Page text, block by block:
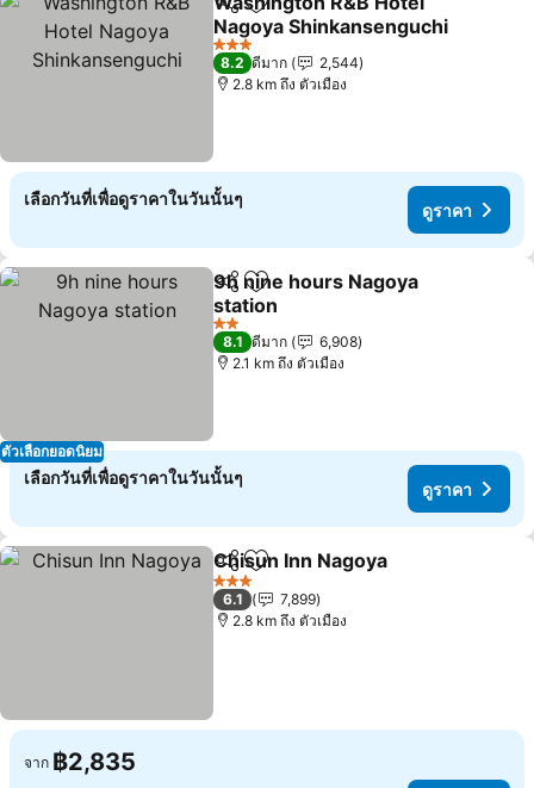
แชร์ เพิ่มในรายการโปรด
Nagoya Shinkansenguchi
ดูราคา
3 ดาว
8.2 ดีมาก
2,544
2.8 km ถึง ตัวเมือง
เลือกวันที่เพื่อดูราคาในวันนั้นๆ
ดูราคา
ตัวเลือกยอดนิยม
แชร์ เพิ่มในรายการโปรด
9h nine hours Nagoya
station
ดูราคา
2 ดาว
8.1 ดีมาก
6,908
2.1 km ถึง ตัวเมือง
เลือกวันที่เพื่อดูราคาในวันนั้นๆ
ดูราคา
แชร์ เพิ่มในรายการโปรด
Chisun Inn Nagoya
3 ดาว
6.1
7,899
2.8 km ถึง ตัวเมือง
จาก ฿2,835